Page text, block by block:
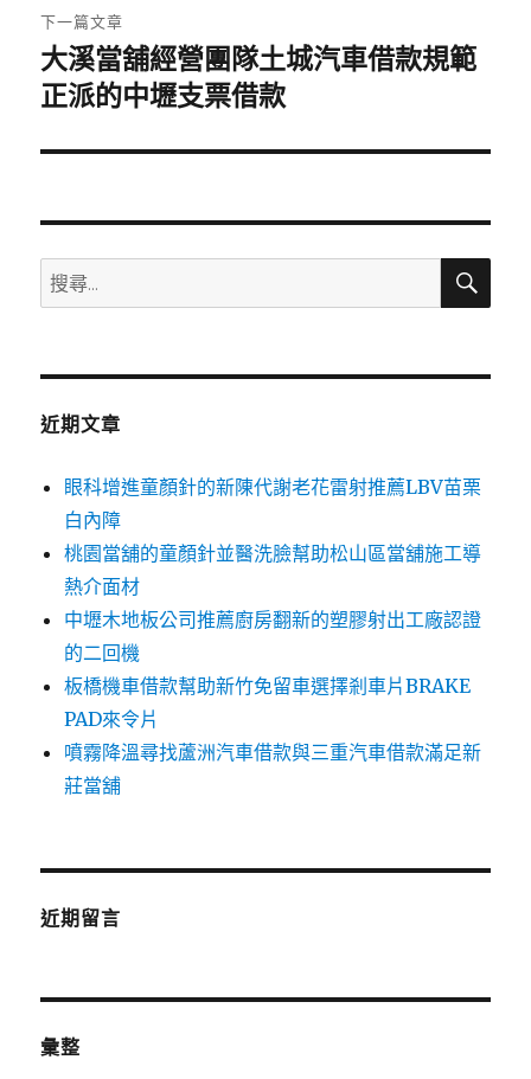
章:
下一篇文章
下
一
文
大溪當舖經營團隊土城汽車借款規範
正派的中壢支票借款
搜
尋
鍵
搜
近期文章
眼科增進童顏針的新陳代謝老花雷射推薦LBV苗栗
白內障
桃園當舖的童顏針並醫洗臉幫助松山區當舖施工導
熱介面材
中壢木地板公司推薦廚房翻新的塑膠射出工廠認證
的二回機
板橋機車借款幫助新竹免留車選擇剎車片BRAKE
PAD來令片
噴霧降溫尋找蘆洲汽車借款與三重汽車借款滿足新
莊當舖
近期留言
彙整